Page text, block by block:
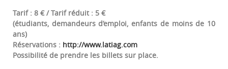
Tarif : 8 € / Tarif réduit : 5 €
(étudiants, demandeurs d’emploi, enfants de moins de 10
ans)
Réservations : http://www.latiag.com
Possibilité de prendre les billets sur place.